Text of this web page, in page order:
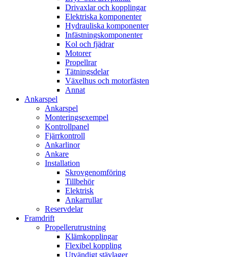
Drivaxlar och kopplingar
Elektriska komponenter
Hydrauliska komponenter
Infästningskomponenter
Kol och fjädrar
Motorer
Propellrar
Tätningsdelar
Växelhus och motorfästen
Annat
Ankarspel
Ankarspel
Monteringsexempel
Kontrollpanel
Fjärrkontroll
Ankarlinor
Ankare
Installation
Skrovgenomföring
Tillbehör
Elektrisk
Ankarrullar
Reservdelar
Framdrift
Propellerutrustning
Klämkopplingar
Flexibel koppling
Utvändigt stävlager